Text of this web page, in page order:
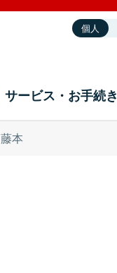
個人
サービス・お手続き
藤本